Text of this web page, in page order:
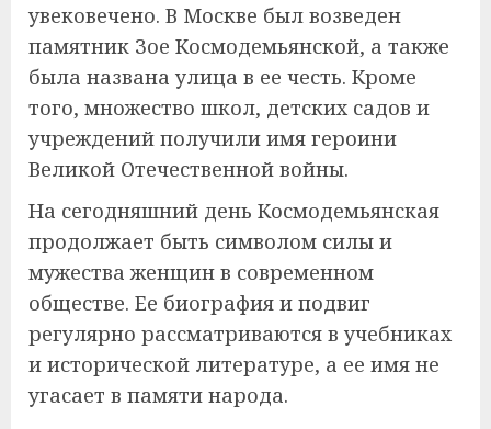
увековечено. В Москве был возведен
памятник Зое Космодемьянской, а также
была названа улица в ее честь. Кроме
того, множество школ, детских садов и
учреждений получили имя героини
Великой Отечественной войны.
На сегодняшний день Космодемьянская
продолжает быть символом силы и
мужества женщин в современном
обществе. Ее биография и подвиг
регулярно рассматриваются в учебниках
и исторической литературе, а ее имя не
угасает в памяти народа.